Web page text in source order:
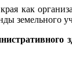
как
земельного